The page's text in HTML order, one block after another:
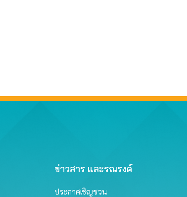
ข่าวสาร และรณรงค์
ประกาศเชิญชวน